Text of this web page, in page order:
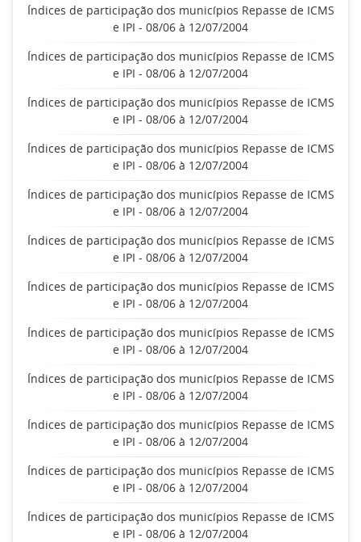
Índices de participação dos municípios Repasse de ICMS
e IPI - 08/06 à 12/07/2004
Índices de participação dos municípios Repasse de ICMS
e IPI - 08/06 à 12/07/2004
Índices de participação dos municípios Repasse de ICMS
e IPI - 08/06 à 12/07/2004
Índices de participação dos municípios Repasse de ICMS
e IPI - 08/06 à 12/07/2004
Índices de participação dos municípios Repasse de ICMS
e IPI - 08/06 à 12/07/2004
Índices de participação dos municípios Repasse de ICMS
e IPI - 08/06 à 12/07/2004
Índices de participação dos municípios Repasse de ICMS
e IPI - 08/06 à 12/07/2004
Índices de participação dos municípios Repasse de ICMS
e IPI - 08/06 à 12/07/2004
Índices de participação dos municípios Repasse de ICMS
e IPI - 08/06 à 12/07/2004
Índices de participação dos municípios Repasse de ICMS
e IPI - 08/06 à 12/07/2004
Índices de participação dos municípios Repasse de ICMS
e IPI - 08/06 à 12/07/2004
Índices de participação dos municípios Repasse de ICMS
e IPI - 08/06 à 12/07/2004